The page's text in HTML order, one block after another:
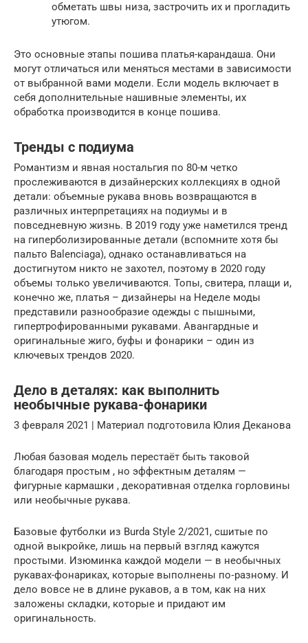
обметать швы низа, застрочить их и прогладить
утюгом.
Это основные этапы пошива платья-карандаша. Они
могут отличаться или меняться местами в зависимости
от выбранной вами модели. Если модель включает в
себя дополнительные нашивные элементы, их
обработка производится в конце пошива.
Тренды с подиума
Романтизм и явная ностальгия по 80-м четко
прослеживаются в дизайнерских коллекциях в одной
детали: объемные рукава вновь возвращаются в
различных интерпретациях на подиумы и в
повседневную жизнь. В 2019 году уже наметился тренд
на гиперболизированные детали (вспомните хотя бы
пальто Balenciaga), однако останавливаться на
достигнутом никто не захотел, поэтому в 2020 году
объемы только увеличиваются. Топы, свитера, плащи и,
конечно же, платья – дизайнеры на Неделе моды
представили разнообразие одежды с пышными,
гипертрофированными рукавами. Авангардные и
оригинальные жиго, буфы и фонарики – один из
ключевых трендов 2020.
Дело в деталях: как выполнить
необычные рукава-фонарики
3 февраля 2021 | Материал подготовила Юлия Деканова
Любая базовая модель перестаёт быть таковой
благодаря простым , но эффектным деталям —
фигурные кармашки , декоративная отделка горловины
или необычные рукава.
Базовые футболки из Burda Style 2/2021, сшитые по
одной выкройке, лишь на первый взгляд кажутся
простыми. Изюминка каждой модели — в необычных
рукавах-фонариках, которые выполнены по‑разному. И
дело вовсе не в длине рукавов, а в том, как на них
заложены складки, которые и придают им
оригинальность.